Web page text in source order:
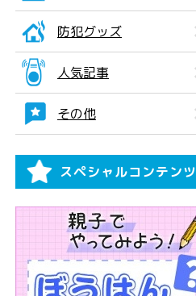
防犯グッズ
人気記事
その他
スペシャルコンテンツ